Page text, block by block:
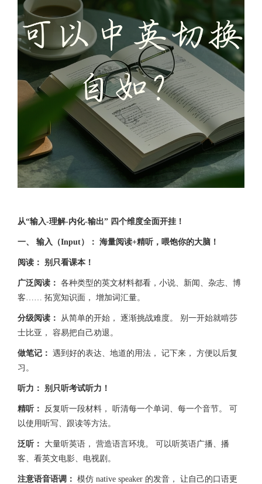
从“输入-理解-内化-输出” 四个维度全面开挂！
一、 输入（Input）： 海量阅读+精听，喂饱你的大脑！
阅读： 别只看课本！
广泛阅读： 各种类型的英文材料都看，小说、新闻、杂志、博
客…… 拓宽知识面， 增加词汇量。
分级阅读：
从简单的开始， 逐渐挑战难度。 别一开始就啃莎
士比亚， 容易把自己劝退。
做笔记： 遇到好的表达、地道的用法， 记下来， 方便以后复
习。
听力： 别只听考试听力！
精听：
反复听一段材料， 听清每一个单词、每一个音节。 可
以使用听写、跟读等方法。
泛听：
大量听英语， 营造语言环境。 可以听英语广播、播
客、看英文电影、电视剧。
注意语音语调： 模仿 native speaker 的发音， 让自己的口语更